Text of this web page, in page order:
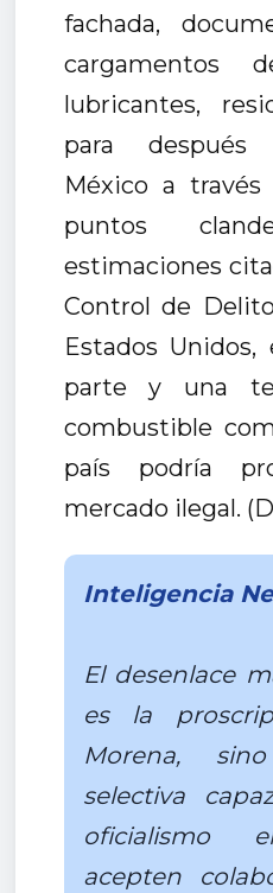
fachada,
cargamentos
lubricantes,
para
México a
puntos
estimaciones
Control de
Estados
parte y una
combustible
país podría
mercado ilegal.
Inteligencia
El desenlace
es la
Morena,
selectiva
oficialismo
acepten